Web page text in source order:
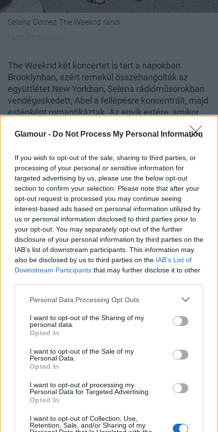
Glamour - Do Not Process My Personal Information
If you wish to opt-out of the sale, sharing to third parties, or
processing of your personal or sensitive information for
targeted advertising by us, please use the below opt-out
section to confirm your selection. Please note that after your
opt-out request is processed you may continue seeing
interest-based ads based on personal information utilized by
us or personal information disclosed to third parties prior to
your opt-out. You may separately opt-out of the further
disclosure of your personal information by third parties on the
IAB’s list of downstream participants. This information may
also be disclosed by us to third parties on the IAB’s List of
Downstream Participants that may further disclose it to other
Please note that this website/app uses one or more Google
not limited to your visit or usage behaviour. You may click to
grant or deny consent to Google and its third-party tags to
use your data for below specified purposes in below Google
consent section.
Personal Data Processing Opt Outs
I want to opt-out of the Sharing of my
personal data.
Opted In
I want to opt-out of the Sale of my
Personal Data.
Opted In
I want to opt-out of processing my
Personal Data for Targeted Advertising.
Opted In
I want to opt-out of Collection, Use,
Retention, Sale, and/or Sharing of my
Selena Gomez The Weeknd randi
The Weeknd két koncertet is tart a napokban
Brooklynban, ezért remekül összehangolták az
együttlétet New Yorkban, Selena rádióműsorokban
vendégeskedett, Abel a fellépésre koncentrált, majd
esténként romantikáztak. Az egyik estére, amikor
igyekeztek Gomez egy neglizsére hajazó, szexi,
emlegetett oldalmell-villantásról sem feledkezett
meg.